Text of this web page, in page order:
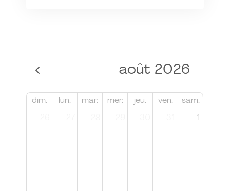
août 2026
dim. lun. mar. mer. jeu. ven. sam.
1